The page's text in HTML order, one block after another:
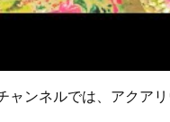
ャンネルでは、アクア